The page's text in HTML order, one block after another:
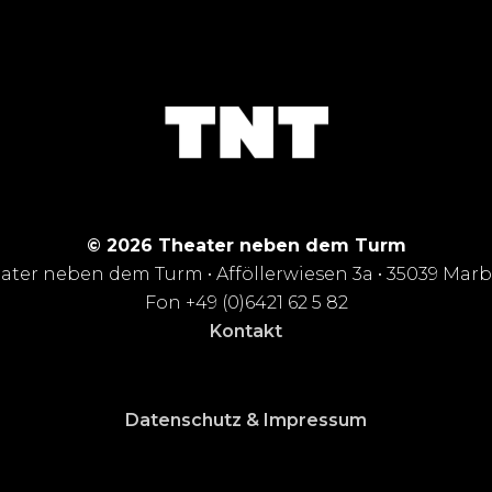
© 2026 Theater neben dem Turm
neben dem Turm • Afföllerwiesen 3a • 35039
Fon +49 (0)6421 62 5 82
Kontakt
Datenschutz & Impressum